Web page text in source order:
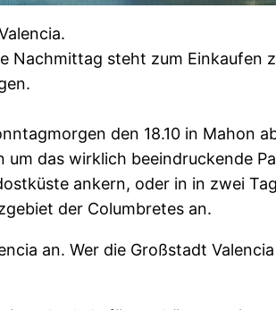
Nachmittag steht zum Einkaufen
den 18.10 in Mahon
das wirklich beeindruckende
ankern, oder in in zwei
der Columbretes an.
an. Wer die Großstadt